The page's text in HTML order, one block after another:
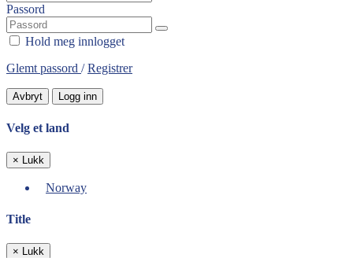
Passord
Hold meg innlogget
Glemt passord /Registrer
Avbryt Logg inn
Velg et land
× Lukk
Norway
Title
× Lukk